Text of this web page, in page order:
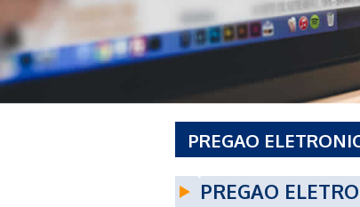
PREGAO
PREGAO